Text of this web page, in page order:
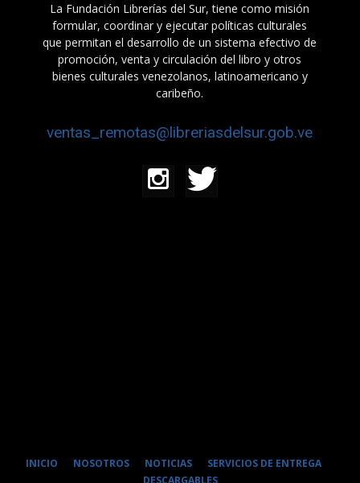
La Fundación Librerías del Sur, tiene como misión
formular, coordinar y ejecutar políticas culturales
que permitan el desarrollo de un sistema efectivo de
promoción, venta y circulación del libro y otros
bienes culturales venezolanos, latinoamericano y
caribeño.
ventas_remotas@libreriasdelsur.gob.ve
INICIO NOSOTROS NOTICIAS
SERVICIOS DE ENTREGA